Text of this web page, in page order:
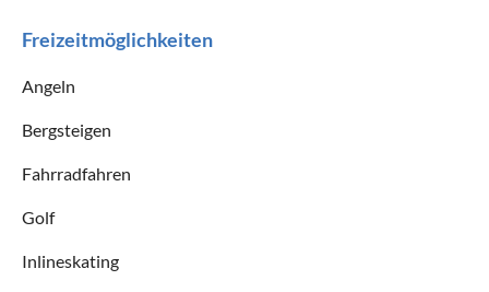
Freizeitmöglichkeiten
Angeln
Bergsteigen
Fahrradfahren
Golf
Inlineskating